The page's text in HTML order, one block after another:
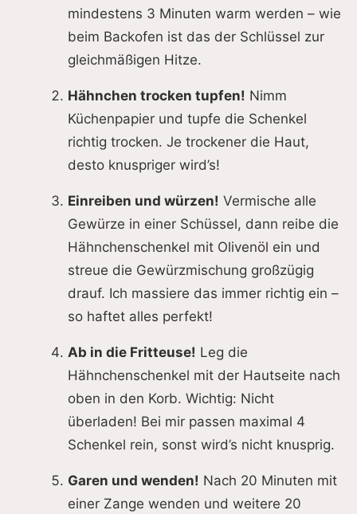
mindestens 3 Minuten warm werden – wie
beim Backofen ist das der Schlüssel zur
gleichmäßigen Hitze.
Hähnchen trocken tupfen! Nimm
Küchenpapier und tupfe die Schenkel
richtig trocken. Je trockener die Haut,
desto knuspriger wird’s!
Einreiben und würzen! Vermische alle
Gewürze in einer Schüssel, dann reibe die
Hähnchenschenkel mit Olivenöl ein und
streue die Gewürzmischung großzügig
drauf. Ich massiere das immer richtig ein –
so haftet alles perfekt!
Ab in die Fritteuse! Leg die
Hähnchenschenkel mit der Hautseite nach
oben in den Korb. Wichtig: Nicht
überladen! Bei mir passen maximal 4
Schenkel rein, sonst wird’s nicht knusprig.
Garen und wenden! Nach 20 Minuten mit
einer Zange wenden und weitere 20